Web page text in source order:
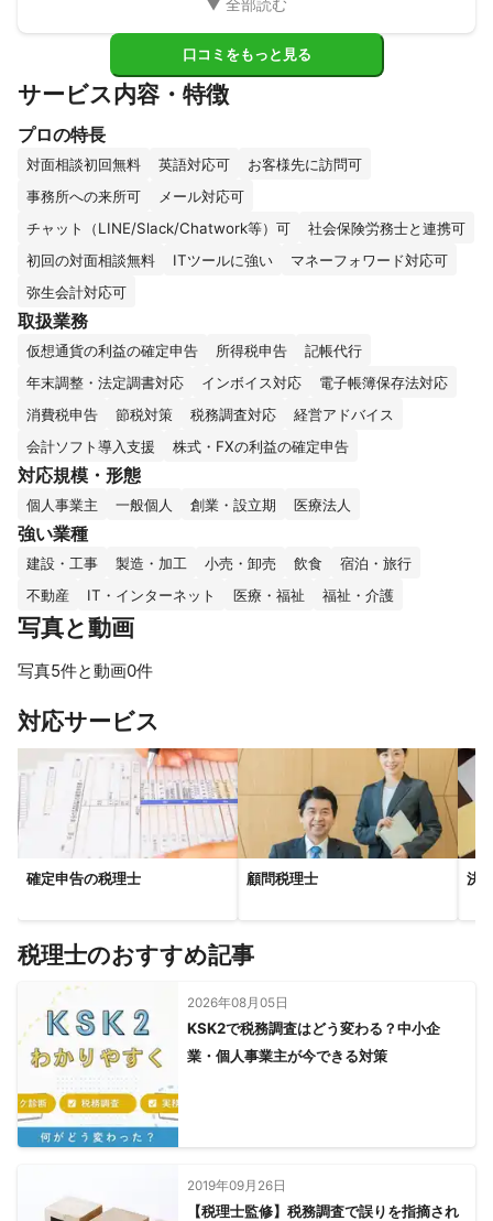
口コミをもっと見る
サービス内容・特徴
プロの特長
対面相談初回無料 英語対応可
お客様先に訪問可
事務所への来所可
メール対応可
チャット（LINE/Slack/Chatwork等）可
社会保険労務士と連携可
初回の対面相談無料
ITツールに強い
マネーフォワード対応可
弥生会計対応可
取扱業務
仮想通貨の利益の確定申告 所得税申告
記帳代行
年末調整・法定調書対応
インボイス対応
電子帳簿保存法対応
消費税申告
節税対策 税務調査対応
経営アドバイス
会計ソフト導入支援
株式・FXの利益の確定申告
対応規模・形態
個人事業主 一般個人 創業・設立期 医療法人
強い業種
建設・工事 製造・加工 小売・卸売 飲食
宿泊・旅行
不動産
IT・インターネット 医療・福祉 福祉・介護
写真と動画
写真5件と動画0件
対応サービス
確定申告の税理士 顧問税理士 決
税理士のおすすめ記事
2026年08月05日
KSK2で税務調査はどう変わる？中小企
業・個人事業主が今できる対策
2019年09月26日
【税理士監修】税務調査で誤りを指摘され